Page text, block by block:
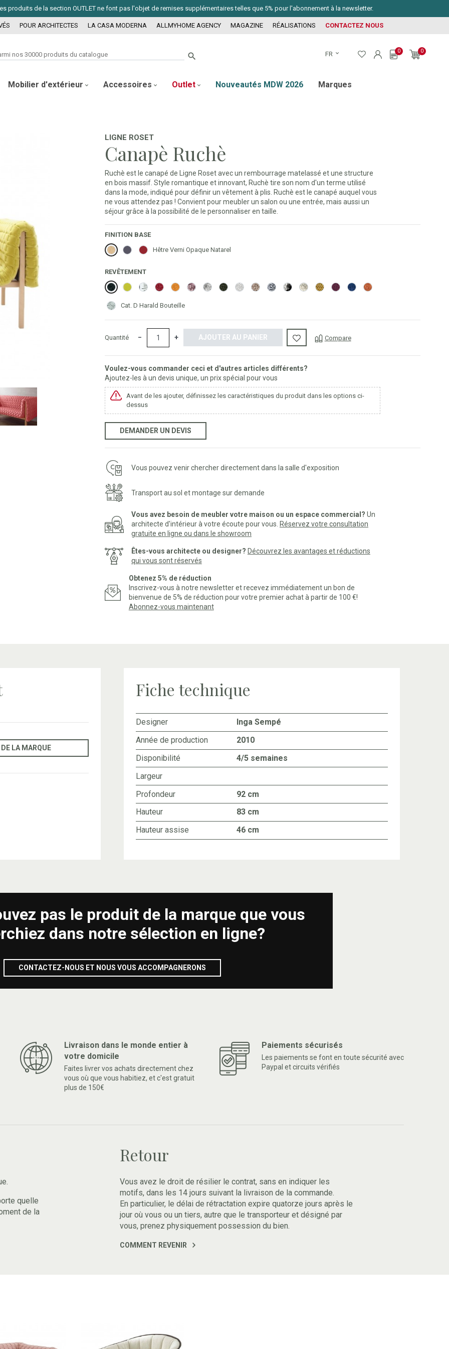
produits de la section OUTLET ne font pas l'objet de remises supplémentaires telles que 5% pour l'abonnement à la newsletter.
POUR ARCHITECTES LA CASA MODERNA ALLMYHOME AGENCY MAGAZINE RÉALISATIONS CONTACTEZ NOUS
 FR 0 0
Mobilier d'extérieur Accessoires Outlet Nouveautés MDW 2026 Marques
LIGNE ROSET
Canapè Ruchè
Ruchè est le canapé de Ligne Roset avec un rembourrage matelassé et une structure
en bois massif. Style romantique et innovant, Ruchè tire son nom d'un terme utilisé
dans la mode, indiqué pour définir un vêtement à plis. Ruchè est le canapé auquel vous
ne vous attendez pas ! Convient pour meubler un salon ou une entrée, mais aussi un
séjour grâce à la possibilité de le personnaliser en taille.
FINITION BASE
Hêtre Verni Opaque Natarel
Hêtre Teinté Anthracite
Hêtre Teinté Rouge
Hêtre Verni Opaque Natarel
REVÊTEMENT
Cat. D Harald Bouteille
Cat. E Harald Giallo 432
Cat. S Alcantara Porcelain
Cat. S Alcantara Goya Red
Cat. S Alcantara Curry
Cat. F Vidar 633
Cat. C Lhuis Gris
Cat. S Alcantara Kiwi
Cat. S Alcantara Pearl
Cat. S Alcantara Taupe
Cat. S Alcantara Denim
Cat. B Terraba Graphite
Cat. B Terraba Beige
Cat. D Canvas Laine 0446
Cat. S Alcantara Chianti
Cat. S Alcantara Commodore
Cat. S Alcantara Cadmiun
Cat. S Alcantara Celadon
Cat. D Harald Bouteille
Quantité − + AJOUTER AU PANIER Compare
Voulez-vous commander ceci et d'autres articles différents?
Ajoutez-les à un devis unique, un prix spécial pour vous
Avant de les ajouter, définissez les caractéristiques du produit dans les options ci-
dessus
DEMANDER UN DEVIS
Vous pouvez venir chercher directement dans la salle d'exposition
Transport au sol et montage sur demande
Vous avez besoin de meubler votre maison ou un espace commercial? Un
architecte d'intérieur à votre écoute pour vous. Réservez votre consultation
gratuite en ligne ou dans le showroom
Êtes-vous architecte ou designer? Découvrez les avantages et réductions
qui vous sont réservés
Obtenez 5% de réduction
Inscrivez-vous à notre newsletter et recevez immédiatement un bon de
bienvenue de 5% de réduction pour votre premier achat à partir de 100 €!
Abonnez-vous maintenant
LA MARQUE
Fiche technique
Designer
Inga Sempé
Année de production
2010
Disponibilité
4/5 semaines
Largeur
Profondeur
92 cm
Hauteur
83 cm
Hauteur assise
46 cm
pas le produit de la marque que vous
dans notre sélection en ligne?
CONTACTEZ-NOUS ET NOUS VOUS ACCOMPAGNERONS
Livraison dans le monde entier à
votre domicile
Faites livrer vos achats directement chez
vous où que vous habitiez, et c'est gratuit
plus de 150€
Paiements sécurisés
Les paiements se font en toute sécurité avec
Paypal et circuits vérifiés
quelle
de la
Retour
Vous avez le droit de résilier le contrat, sans en indiquer les
motifs, dans les 14 jours suivant la livraison de la commande.
En particulier, le délai de rétractation expire quatorze jours après le
jour où vous ou un tiers, autre que le transporteur et désigné par
vous, prenez physiquement possession du bien.
COMMENT REVENIR